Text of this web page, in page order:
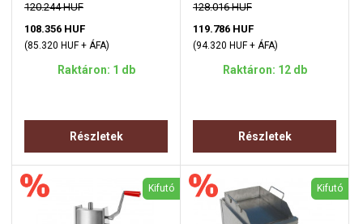
120.244 HUF
108.356 HUF
(85.320 HUF + ÁFA)
Raktáron: 1 db
Részletek
128.016 HUF
119.786 HUF
(94.320 HUF + ÁFA)
Raktáron: 12 db
Részletek
Kifutó Kifutó